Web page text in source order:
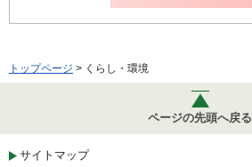
トップページ > くらし・環境
ページの先頭へ戻る
サイトマップ